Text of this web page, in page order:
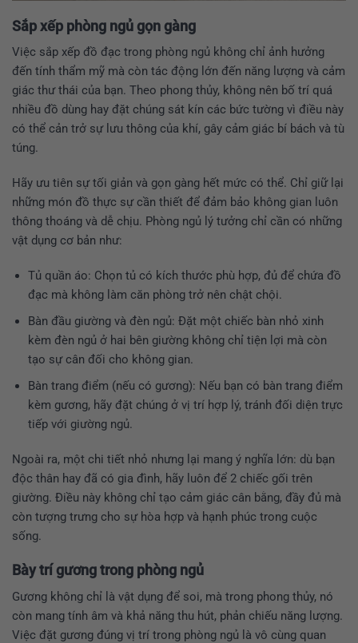
Sắp xếp phòng ngủ gọn gàng
Việc sắp xếp đồ đạc trong phòng ngủ không chỉ ảnh hưởng
đến tính thẩm mỹ mà còn tác động lớn đến năng lượng và cảm
giác thư thái của bạn. Theo phong thủy, không nên bố trí quá
nhiều đồ dùng hay đặt chúng sát kín các bức tường vì điều này
có thể cản trở sự lưu thông của khí, gây cảm giác bí bách và tù
túng.
Hãy ưu tiên sự tối giản và gọn gàng hết mức có thể. Chỉ giữ lại
những món đồ thực sự cần thiết để đảm bảo không gian luôn
thông thoáng và dễ chịu. Phòng ngủ lý tưởng chỉ cần có những
vật dụng cơ bản như:
Tủ quần áo: Chọn tủ có kích thước phù hợp, đủ để chứa đồ
đạc mà không làm căn phòng trở nên chật chội.
Bàn đầu giường và đèn ngủ: Đặt một chiếc bàn nhỏ xinh
kèm đèn ngủ ở hai bên giường không chỉ tiện lợi mà còn
tạo sự cân đối cho không gian.
Bàn trang điểm (nếu có gương): Nếu bạn có bàn trang điểm
kèm gương, hãy đặt chúng ở vị trí hợp lý, tránh đối diện trực
tiếp với giường ngủ.
Ngoài ra, một chi tiết nhỏ nhưng lại mang ý nghĩa lớn: dù bạn
độc thân hay đã có gia đình, hãy luôn để 2 chiếc gối trên
giường. Điều này không chỉ tạo cảm giác cân bằng, đầy đủ mà
còn tượng trưng cho sự hòa hợp và hạnh phúc trong cuộc
sống.
Bày trí gương trong phòng ngủ
Gương không chỉ là vật dụng để soi, mà trong phong thủy, nó
còn mang tính âm và khả năng thu hút, phản chiếu năng lượng.
Việc đặt gương đúng vị trí trong phòng ngủ là vô cùng quan